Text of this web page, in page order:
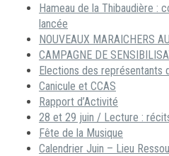
Hameau de la Thibaudière :
lancée
NOUVEAUX MARAICHERS
CAMPAGNE DE
Elections des représentants
Canicule et CCAS
Rapport d’Activité
28 et 29 juin / Lecture :
Fête de la Musique
Calendrier Juin – Lieu